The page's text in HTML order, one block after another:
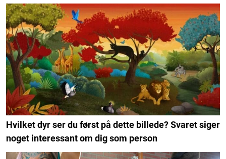
Hvilket dyr ser du først på dette billede? Svaret siger
noget interessant om dig som person